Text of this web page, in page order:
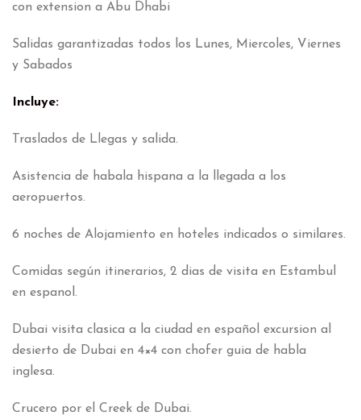
con extension a Abu Dhabi
Salidas garantizadas todos los Lunes, Miercoles, Viernes
y Sabados
Incluye:
Traslados de Llegas y salida.
Asistencia de habala hispana a la llegada a los
aeropuertos.
6 noches de Alojamiento en hoteles indicados o similares.
Comidas según itinerarios, 2 dias de visita en Estambul
en espanol.
Dubai visita clasica a la ciudad en español excursion al
desierto de Dubai en 4×4 con chofer guia de habla
inglesa.
Crucero por el Creek de Dubai.